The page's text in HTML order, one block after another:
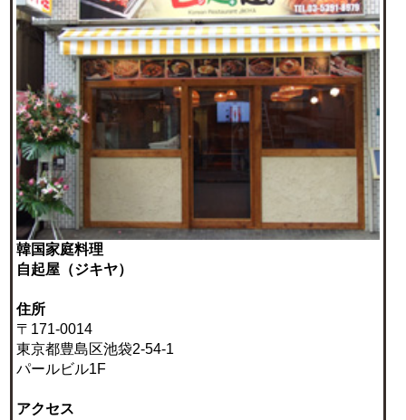
韓国家庭料理
自起屋（ジキヤ）
住所
〒171-0014
東京都豊島区池袋2-54-1
パールビル1F
アクセス